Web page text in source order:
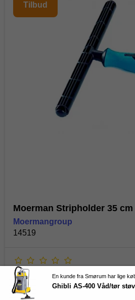
Tilbud
Moerman Stripholder 35 cm
Moermangroup
14519
82,50 DKK
En kunde fra Smørum har lige
Ghibli AS-400 Våd/tør
Spar 10 % på din
Skriv dig op til vores kundeklub
Ja tak
**Gælder ikke i forvejen nedsatte varer
Ved at tilmelde dig accepterer du at
afmelde dig.